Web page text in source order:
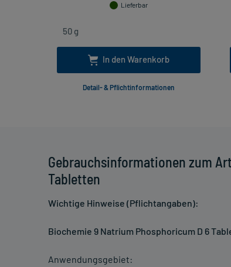
Gebrauchsinformationen zum
Tabletten
Wichtige Hinweise (Pflichtangaben):
Biochemie 9 Natrium Phosphoricum D 6
Anwendungsgebiet:
Lieferbar
In den Warenkorb
Detail- & Pflichtinformationen